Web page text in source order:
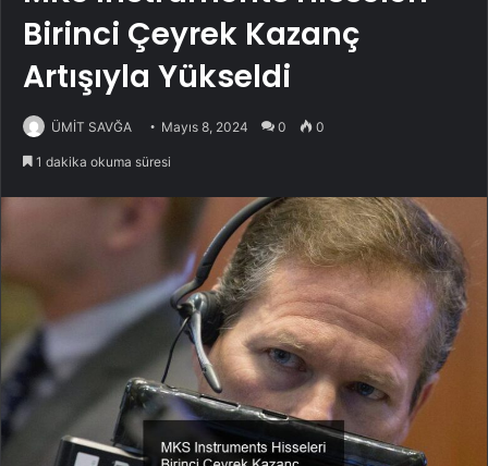
Birinci Çeyrek Kazanç
Artışıyla Yükseldi
ÜMİT SAVĞA Mayıs 8, 2024 0 0
1 dakika okuma süresi